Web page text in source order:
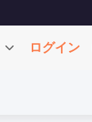
ログイン